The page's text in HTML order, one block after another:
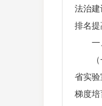
法治
排名提
一、
（一
省实验
梯度培